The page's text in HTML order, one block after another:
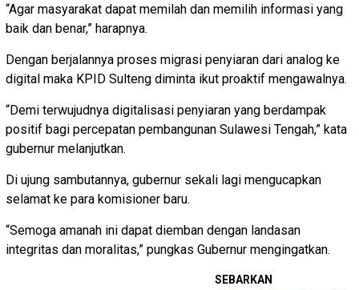
“Agar masyarakat dapat memilah dan memilih informasi yang
baik dan benar,” harapnya.
Dengan berjalannya proses migrasi penyiaran dari analog ke
digital maka KPID Sulteng diminta ikut proaktif mengawalnya.
“Demi terwujudnya digitalisasi penyiaran yang berdampak
positif bagi percepatan pembangunan Sulawesi Tengah,” kata
gubernur melanjutkan.
Di ujung sambutannya, gubernur sekali lagi mengucapkan
selamat ke para komisioner baru.
“Semoga amanah ini dapat diemban dengan landasan
integritas dan moralitas,” pungkas Gubernur mengingatkan.
SEBARKAN